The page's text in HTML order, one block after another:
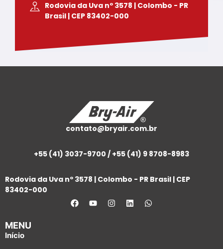
Rodovia da Uva nº 3578 | Colombo - PR
Brasil | CEP 83402-000
contato@bryair.com.br
+55 (41) 3037-9700 / +55 (41) 9 8708-8983
Rodovia da Uva nº 3578 | Colombo - PR Brasil | CEP
83402-000
Início
MENU